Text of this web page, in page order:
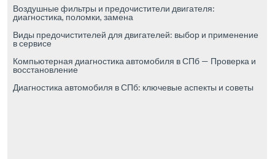
Воздушные фильтры и предочистители двигателя:
диагностика, поломки, замена
Виды предочистителей для двигателей: выбор и применение
в сервисе
Компьютерная диагностика автомобиля в СПб — Проверка и
восстановление
Диагностика автомобиля в СПб: ключевые аспекты и советы